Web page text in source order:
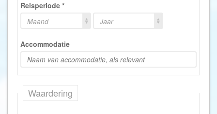
Reisperiode *
Maand
Jaar
Accommodatie
Waardering